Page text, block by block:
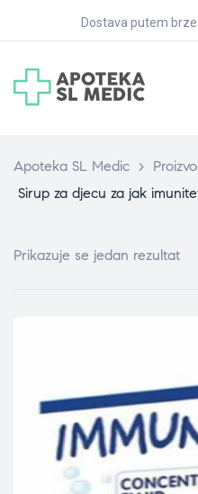
Dostava putem
Apoteka SL Medic >
Sirup za djecu za jak
Prikazuje se jedan rezultat